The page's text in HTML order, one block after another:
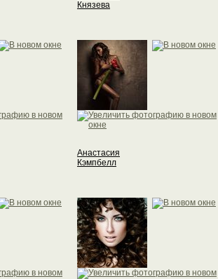
Князева
Анастасия
Кэмпбелл